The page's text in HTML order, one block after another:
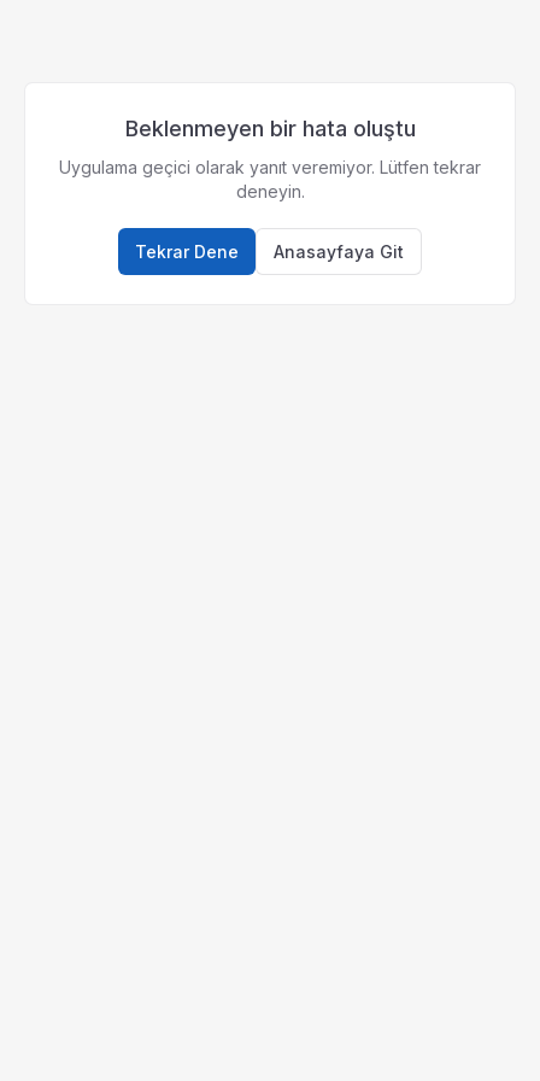
Beklenmeyen bir hata oluştu
Uygulama geçici olarak yanıt veremiyor. Lütfen tekrar
deneyin.
Tekrar Dene Anasayfaya Git